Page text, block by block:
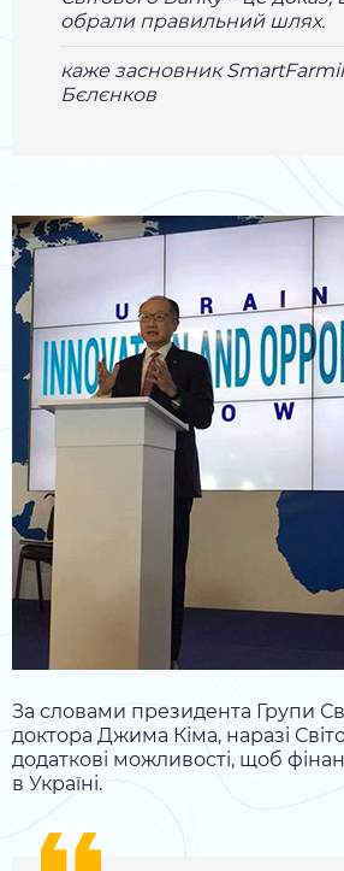
обрали правильний шлях.
каже засновник
Бєлєнков
За словами президента Групи
доктора Джима Кіма, наразі
додаткові можливості, щоб
в Україні.